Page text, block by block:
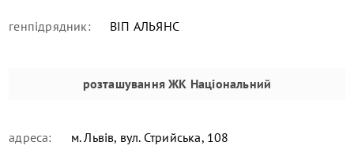
генпідрядник: ВІП АЛЬЯНС
розташування ЖК Національний
адреса: м. Львів, вул. Стрийська, 108